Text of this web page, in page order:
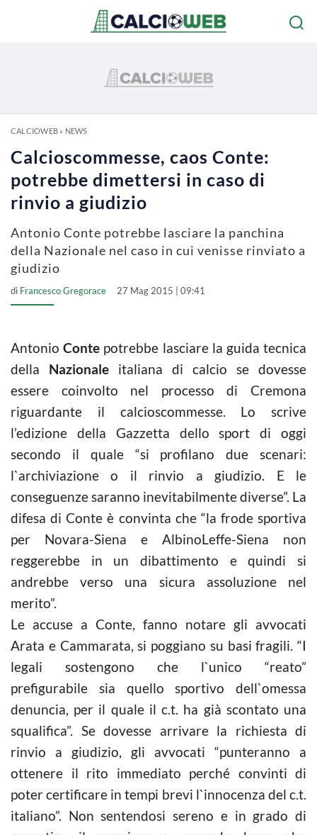
CALCIOWEB» NEWS
Calcioscommesse, caos Conte:
potrebbe dimettersi in caso di
rinvio a giudizio
Antonio Conte potrebbe lasciare la panchina
della Nazionale nel caso in cui venisse rinviato a
giudizio
di Francesco Gregorace 27 Mag 2015 | 09:41
AntonioConte potrebbe lasciare la guida tecnica
della Nazionale italiana di calcio se dovesse
essere coinvolto nel processo di Cremona
riguardante il calcioscommesse. Lo scrive
l’edizione della Gazzetta dello sport di oggi
secondo il quale “si profilano due scenari:
l`archiviazione o il rinvio a giudizio. E le
conseguenze saranno inevitabilmente diverse”. La
difesa di Conte è convinta che “la frode sportiva
per Novara-Siena e AlbinoLeffe-Siena non
reggerebbe in un dibattimento e quindi si
andrebbe verso una sicura assoluzione nel
merito”.
Le accuse a Conte, fanno notare gli avvocati
Arata e Cammarata, si poggiano su basi fragili. “I
legali sostengono che l`unico “reato”
prefigurabile sia quello sportivo dell`omessa
denuncia, per il quale il c.t. ha già scontato una
squalifica”. Se dovesse arrivare la richiesta di
rinvio a giudizio, gli avvocati “punteranno a
ottenere il rito immediato perché convinti di
poter certificare in tempi brevi l`innocenza del c.t.
italiano”. Non sentendosi sereno e in grado di